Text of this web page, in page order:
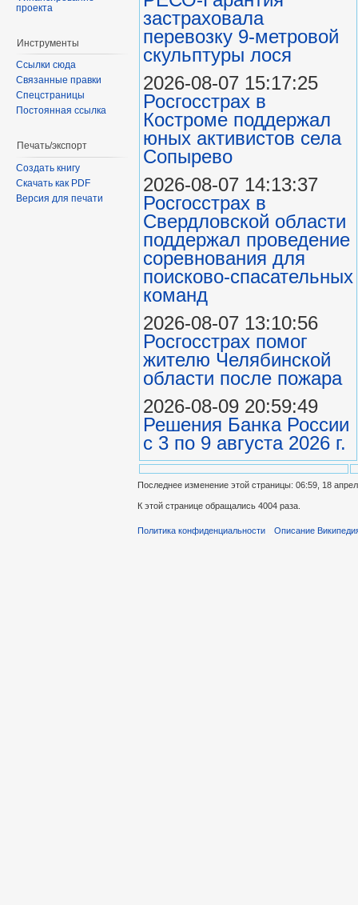
проекта
Инструменты
Ссылки сюда
Связанные правки
Спецстраницы
Постоянная ссылка
Печать/экспорт
Создать книгу
Скачать как PDF
Версия для печати
застраховала
перевозку 9-метровой
скульптуры лося
2026-08-07 15:17:25
Росгосстрах в
Костроме поддержал
юных активистов села
Сопырево
2026-08-07 14:13:37
Росгосстрах в
Свердловской области
поддержал проведение
соревнования для
поисково‑спасательных
команд
2026-08-07 13:10:56
Росгосстрах помог
жителю Челябинской
области после пожара
2026-08-09 20:59:49
Решения Банка России
с 3 по 9 августа 2026 г.
Последнее изменение этой страницы: 06:59, 18
К этой странице обращались 4004 раза.
Политика конфиденциальности Описание